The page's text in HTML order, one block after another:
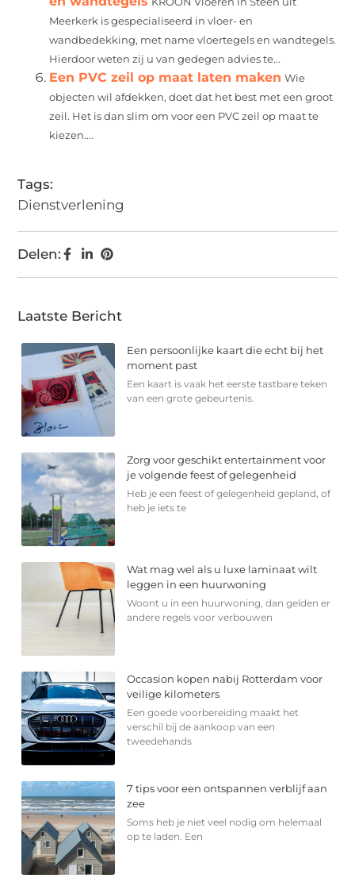
Meerkerk is gespecialiseerd in vloer- en
wandbedekking, met name vloertegels en wandtegels.
Hierdoor weten zij u van gedegen advies te...
Een PVC zeil op maat laten maken Wie
objecten wil afdekken, doet dat het best met een groot
zeil. Het is dan slim om voor een PVC zeil op maat te
kiezen....
Tags:
Dienstverlening
Delen:
Laatste Bericht
Een persoonlijke kaart die echt bij het
moment past
Een kaart is vaak het eerste tastbare teken
van een grote gebeurtenis.
Zorg voor geschikt entertainment voor
je volgende feest of gelegenheid
Heb je een feest of gelegenheid gepland, of
heb je iets te
Wat mag wel als u luxe laminaat wilt
leggen in een huurwoning
Woont u in een huurwoning, dan gelden er
andere regels voor verbouwen
Occasion kopen nabij Rotterdam voor
veilige kilometers
Een goede voorbereiding maakt het
verschil bij de aankoop van een
tweedehands
7 tips voor een ontspannen verblijf aan
zee
Soms heb je niet veel nodig om helemaal
op te laden. Een